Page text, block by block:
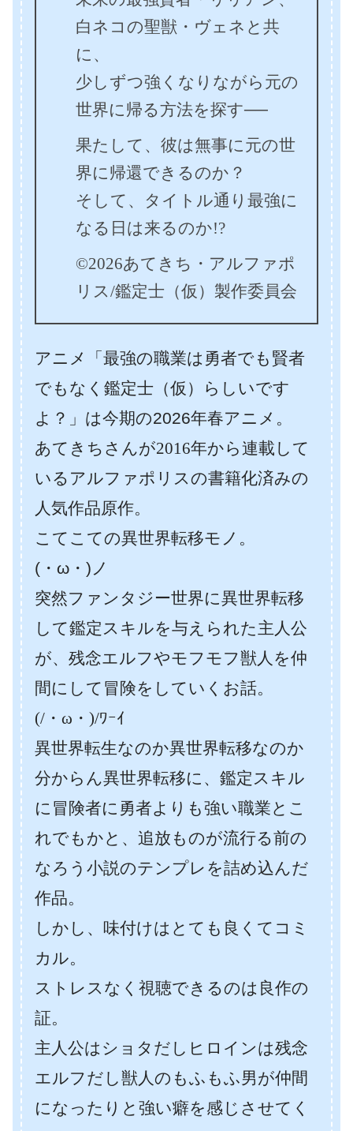
白ネコの聖獣・ヴェネと共
に、
少しずつ強くなりながら元の
世界に帰る方法を探す──
果たして、彼は無事に元の世
界に帰還できるのか？
そして、タイトル通り最強に
なる日は来るのか!?
©2026あてきち・アルファポ
リス/鑑定士（仮）製作委員会
アニメ「最強の職業は勇者でも賢者
でもなく鑑定士（仮）らしいです
よ？ 」は今期の2026年春アニメ。
あてきちさんが2016年から連載して
いるアルファポリスの書籍化済みの
人気作品原作。
こてこての異世界転移モノ。
(・ω・)ノ
突然ファンタジー世界に異世界転移
して鑑定スキルを与えられた主人公
が、残念エルフやモフモフ獣人を仲
間にして冒険をしていくお話。
(/・ω・)/ﾜｰｲ
異世界転生なのか異世界転移なのか
分からん異世界転移に、鑑定スキル
に冒険者に勇者よりも強い職業とこ
れでもかと、追放ものが流行る前の
なろう小説のテンプレを詰め込んだ
作品。
しかし、味付けはとても良くてコミ
カル。
ストレスなく視聴できるのは良作の
証。
主人公はショタだしヒロインは残念
エルフだし獣人のもふもふ男が仲間
になったりと強い癖を感じさせてく